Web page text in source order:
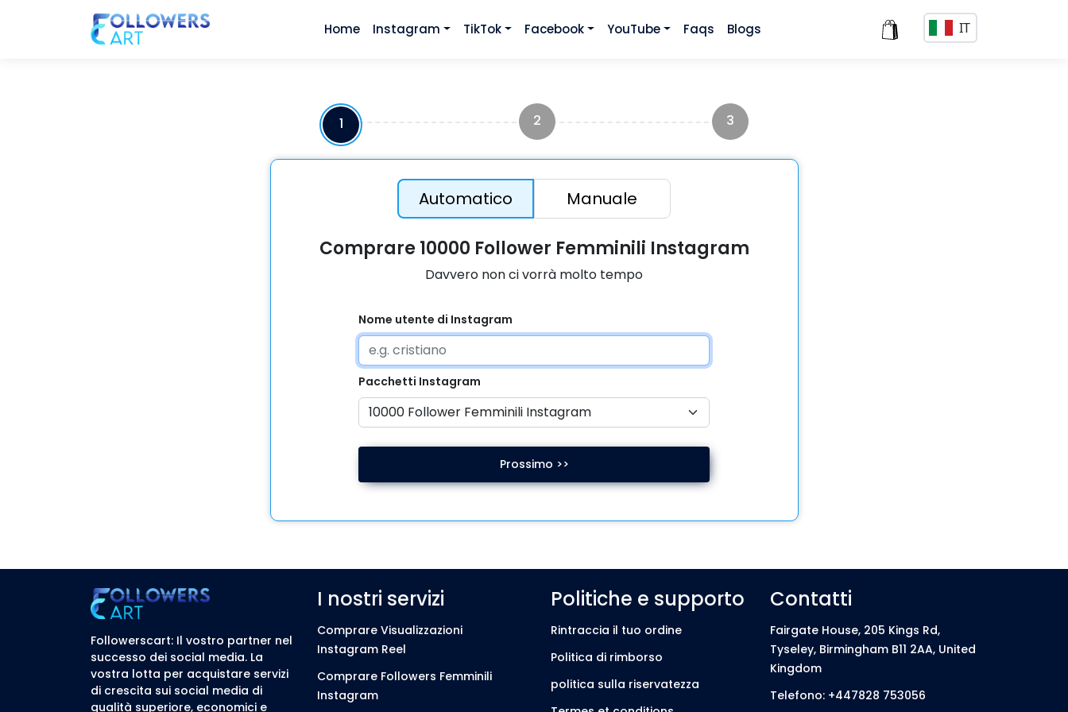
Home Instagram TikTok Facebook YouTube Faqs Blogs IT
1 2 3
Automatico Manuale
Comprare 10000 Follower Femminili Instagram
Davvero non ci vorrà molto tempo
Nome utente di Instagram
Pacchetti Instagram
Prossimo >>
Followerscart: Il vostro partner nel
successo dei social media. La
vostra lotta per acquistare servizi
di crescita sui social media di
qualità superiore, economici e
I nostri servizi
Comprare Visualizzazioni
Instagram Reel
Comprare Followers Femminili
Instagram
Politiche e supporto
Rintraccia il tuo ordine
Politica di rimborso
politica sulla riservatezza
Contatti
Fairgate House, 205 Kings Rd,
Tyseley, Birmingham B11 2AA, United
Kingdom
Telefono: +447828 753056